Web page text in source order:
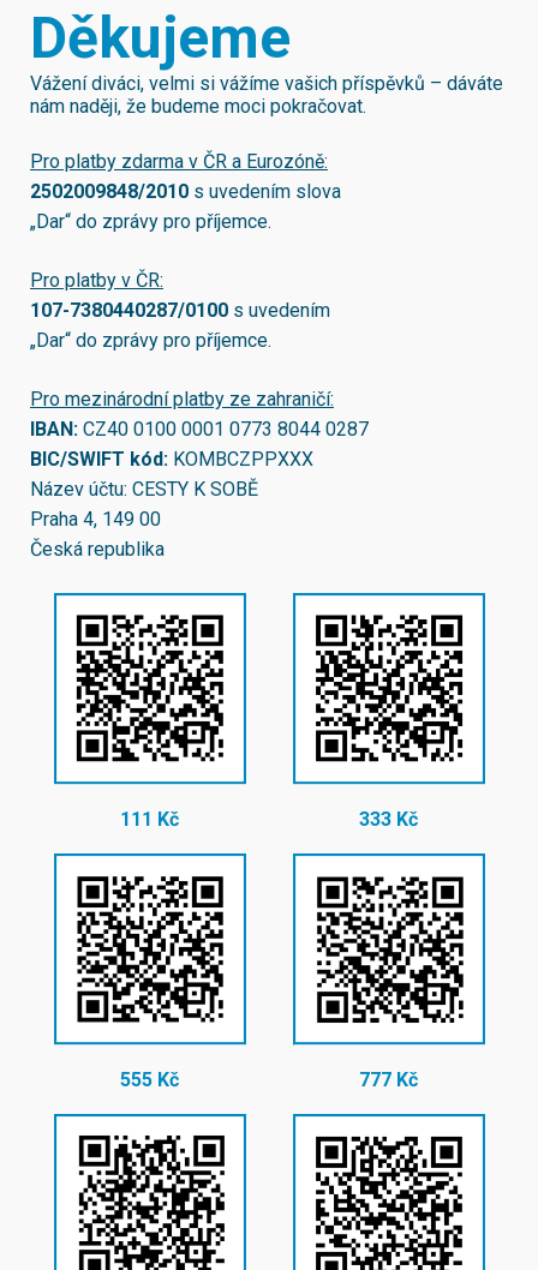
Děkujeme
Vážení diváci, velmi si vážíme vašich příspěvků – dáváte
nám naději, že budeme moci pokračovat.
Pro platby zdarma v ČR a Eurozóně:
2502009848/2010 s uvedením slova
„Dar“ do zprávy pro příjemce.
Pro platby v ČR:
107-7380440287/0100 s uvedením
„Dar“ do zprávy pro příjemce.
Pro mezinárodní platby ze zahraničí:
IBAN: CZ40 0100 0001 0773 8044 0287
BIC/SWIFT kód: KOMBCZPPXXX
Název účtu: CESTY K SOBĚ
Praha 4, 149 00
Česká republika
111 Kč 333 Kč
555 Kč 777 Kč